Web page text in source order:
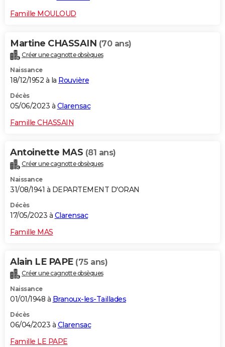
Famille MOULOUD
Martine CHASSAIN (70 ans)
Créer une cagnotte obsèques
Naissance
18/12/1952 à la Rouvière
Décès
05/06/2023 à Clarensac
Famille CHASSAIN
Antoinette MAS (81 ans)
Créer une cagnotte obsèques
Naissance
31/08/1941 à DEPARTEMENT D'ORAN
Décès
17/05/2023 à Clarensac
Famille MAS
Alain LE PAPE (75 ans)
Créer une cagnotte obsèques
Naissance
01/01/1948 à Branoux-les-Taillades
Décès
06/04/2023 à Clarensac
Famille LE PAPE